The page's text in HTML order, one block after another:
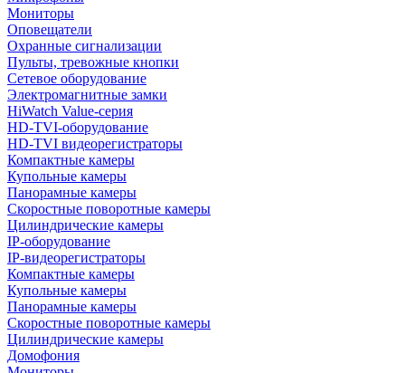
Мониторы
Оповещатели
Охранные сигнализации
Пульты, тревожные кнопки
Сетевое оборудование
Электромагнитные замки
HiWatch Value-серия
HD-TVI-оборудование
HD-TVI видеорегистраторы
Компактные камеры
Купольные камеры
Панорамные камеры
Скоростные поворотные камеры
Цилиндрические камеры
IP-оборудование
IP-видеорегистраторы
Компактные камеры
Купольные камеры
Панорамные камеры
Скоростные поворотные камеры
Цилиндрические камеры
Домофония